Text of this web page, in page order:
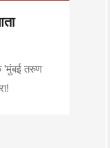
'मुंबई तरुण